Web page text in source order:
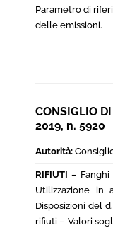
Parametro di
delle emissioni.
CONSIGLIO
2019, n. 5920
Autorità:
RIFIUTI – Fanghi
Utilizzazione in
Disposizioni del
rifiuti – Valori